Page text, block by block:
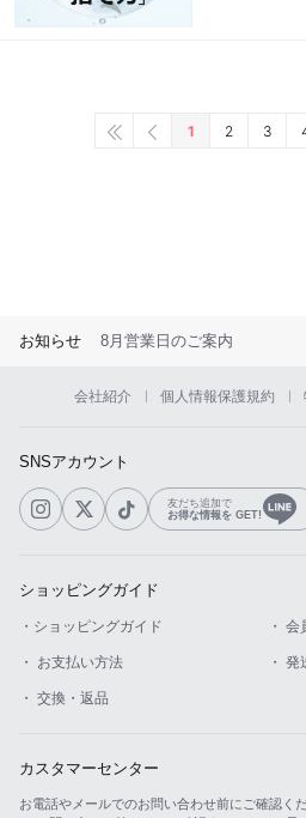
1 2 3
お知らせ 8月営業日のご案内
会社紹介 個人情報保護規約
SNSアカウント
友だち追加で
お得な情報を GET!
ショッピングガイド
・ショッピングガイド ・
・ お支払い方法 ・
・ 交換・返品
カスタマーセンター
お電話やメールでのお問い合わせ前にご確認くだ